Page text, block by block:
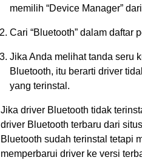
memilih “Device Manager”
Cari “Bluetooth” dalam daftar
Jika Anda melihat tanda seru
Bluetooth, itu berarti driver
yang terinstal.
Jika driver Bluetooth tidak
driver Bluetooth terbaru dari
Bluetooth sudah terinstal tetapi
memperbarui driver ke versi